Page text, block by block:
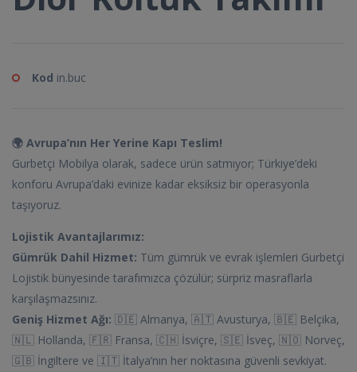
Kod in.buc
🌍 Avrupa’nın Her Yerine Kapı Teslim!
Gurbetçi Mobilya olarak, sadece ürün satmıyor; Türkiye’deki
konforu Avrupa’daki evinize kadar eksiksiz bir operasyonla
taşıyoruz.
Lojistik Avantajlarımız:
Gümrük Dahil Hizmet: Tüm gümrük ve evrak işlemleri Gurbetçi
Lojistik bünyesinde tarafımızca çözülür; sürpriz masraflarla
karşılaşmazsınız.
Geniş Hizmet Ağı: 🇩🇪 Almanya, 🇦🇹 Avusturya, 🇧🇪 Belçika,
🇳🇱 Hollanda, 🇫🇷 Fransa, 🇨🇭 İsviçre, 🇸🇪 İsveç, 🇳🇴 Norveç,
🇬🇧 İngiltere ve 🇮🇹 İtalya’nın her noktasına güvenli sevkiyat.